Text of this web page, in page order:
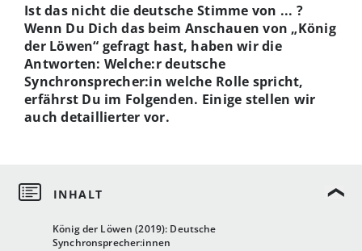
König der Löwen (2019): Deutsche
Synchronsprecher:innen
Ist das nicht die deutsche Stimme von ... ?
Wenn Du Dich das beim Anschauen von „König
der Löwen“ gefragt hast, haben wir die
Antworten: Welche:r deutsche
Synchronsprecher:in welche Rolle spricht,
erfährst Du im Folgenden. Einige stellen wir
auch detaillierter vor.